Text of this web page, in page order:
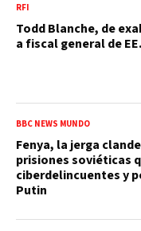
RFI
Todd Blanche, de
a fiscal general de
BBC NEWS MUNDO
Fenya, la jerga
prisiones soviéticas
ciberdelincuentes y
Putin